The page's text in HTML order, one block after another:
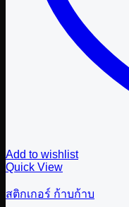
Add to wishlist
Quick View
สติกเกอร์ ก้าบก้าบ